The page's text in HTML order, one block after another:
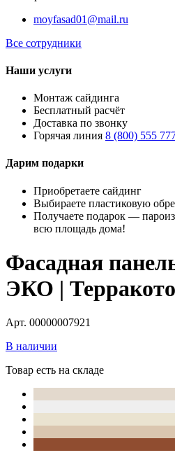
moyfasad01@mail.ru
Все сотрудники
Наши услуги
Монтаж сайдинга
Бесплатный расчёт
Доставка по звонку
Горячая линия 8 (800) 555
Дарим подарки
Приобретаете сайдинг
Выбираете пластиковую
Получаете подарок —
всю площадь дома!
Фасадная
ЭКО |
Арт. 00000007921
В наличии
Товар есть на складе